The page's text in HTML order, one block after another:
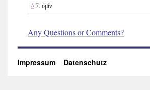
^ 7. ὑμῖν
Any Questions or Comments?
Impressum Datenschutz